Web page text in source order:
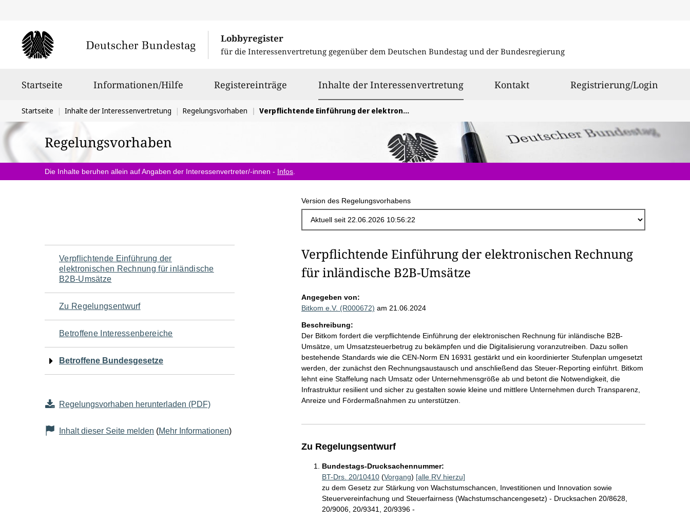
Lobbyregister
für die Interessenvertretung gegenüber dem Deutschen Bundestag und der Bundesregierung
Startseite Informationen/Hilfe Registereinträge Inhalte der Interessenvertretungausgewählt
Kontakt Registrierung/Login
Sie
befinden
sich
hier:
Startseite Inhalte der Interessenvertretung Regelungsvorhaben Verpflichtende Einführung der elektronischen Rechnung für inländische B2B-Umsätze
Regelungsvorhaben
Die Inhalte beruhen allein auf Angaben der Interessenvertreter/-innen - Infos
Version des Regelungsvorhabens
Navigation
für
den
Seiteninhalt
Verpflichtende Einführung der
elektronischen Rechnung für inländische
B2B-Umsätze
Zu Regelungsentwurf
Betroffene Interessenbereiche
Betroffene Bundesgesetze
Regelungsvorhaben herunterladen (PDF)
Inhalt dieser Seite melden (Mehr Informationen)
Verpflichtende Einführung der elektronischen Rechnung
für inländische B2B-Umsätze
Angegeben von:
Bitkom e.V. (R000672) am 21.06.2024
Beschreibung:
Der Bitkom fordert die verpflichtende Einführung der elektronischen Rechnung für inländische B2B-
Umsätze, um Umsatzsteuerbetrug zu bekämpfen und die Digitalisierung voranzutreiben. Dazu sollen
bestehende Standards wie die CEN-Norm EN 16931 gestärkt und ein koordinierter Stufenplan umgesetzt
werden, der zunächst den Rechnungsaustausch und anschließend das Steuer-Reporting einführt. Bitkom
lehnt eine Staffelung nach Umsatz oder Unternehmensgröße ab und betont die Notwendigkeit, die
Infrastruktur resilient und sicher zu gestalten sowie kleine und mittlere Unternehmen durch Transparenz,
Anreize und Fördermaßnahmen zu unterstützen.
Zu Regelungsentwurf
Bundestags-Drucksachennummer:
BT-Drs. 20/10410(Vorgang) [alle RV hierzu]
zu dem Gesetz zur Stärkung von Wachstumschancen, Investitionen und Innovation sowie
Steuervereinfachung und Steuerfairness (Wachstumschancengesetz) - Drucksachen 20/8628,
20/9006, 20/9341, 20/9396 -